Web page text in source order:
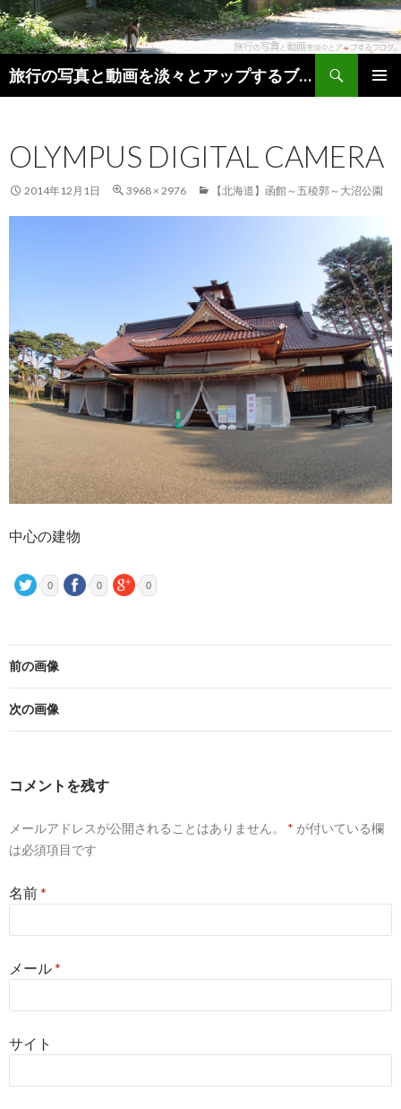
旅行の写真と動画を淡々とアップするブログ。
検索
OLYMPUS DIGITAL CAMERA
2014年12月1日 3968 × 2976 【北海道】函館～五稜郭～大沼公園
中心の建物
0 0 0
前の画像
次の画像
コメントを残す
メールアドレスが公開されることはありません。 * が付いている欄
は必須項目です
名前*
メール*
サイト